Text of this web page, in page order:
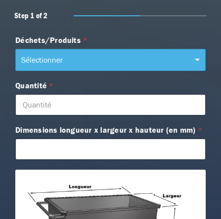
Step 1 of 2
Déchets/Produits *
Sélectionner
Quantité *
Dimensions longueur x largeur x hauteur (en mm) *